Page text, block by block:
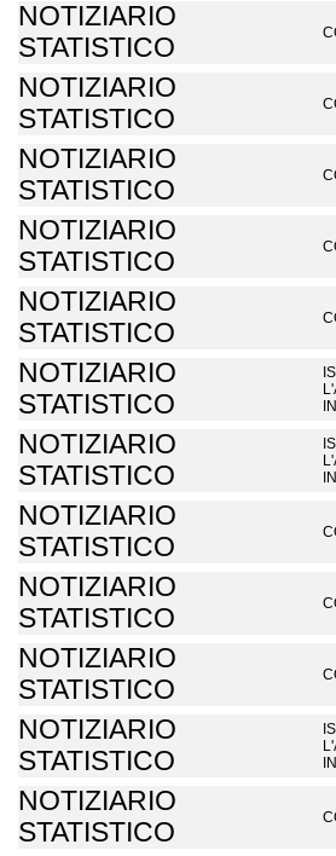
NOTIZIARIO
STATISTICO
NOTIZIARIO
STATISTICO
NOTIZIARIO
STATISTICO
NOTIZIARIO
STATISTICO
NOTIZIARIO
STATISTICO
NOTIZIARIO
STATISTICO
NOTIZIARIO
STATISTICO
NOTIZIARIO
STATISTICO
NOTIZIARIO
STATISTICO
NOTIZIARIO
STATISTICO
NOTIZIARIO
STATISTICO
NOTIZIARIO
STATISTICO